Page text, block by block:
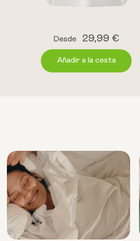
Precio
habitual
Desde 29,99 €
Añadir a la cesta